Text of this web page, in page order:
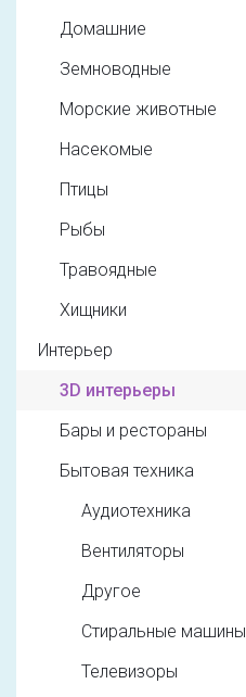
Домашние
Земноводные
Морские животные
Насекомые
Птицы
Рыбы
Травоядные
Хищники
Интерьер
3D интерьеры
Бары и рестораны
Бытовая техника
Аудиотехника
Вентиляторы
Другое
Стиральные машины
Телевизоры